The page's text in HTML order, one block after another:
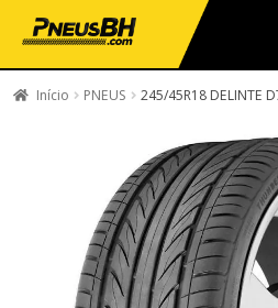
PNEUS EM OFERTA SERVIÇOS
Início PNEUS 245/45R18 DELINTE